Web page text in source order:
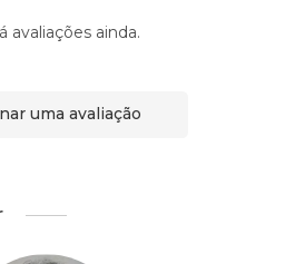
avaliações ainda.
uma avaliação